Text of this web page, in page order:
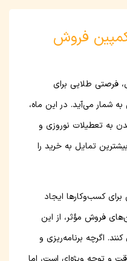
فروش
فرصتی طلایی برای
شمار می‌آید. در این ماه،
به تعطیلات نوروزی و
تمایل به خرید را
کسب‌وکارها ایجاد
فروش مؤثر، از این
اگرچه برنامه‌ریزی و